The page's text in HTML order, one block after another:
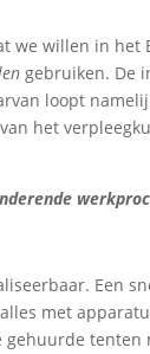
willen in het
gebruiken. De
loopt
het
Een
met
gehuurde